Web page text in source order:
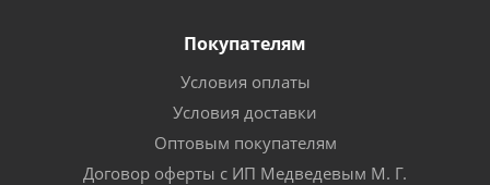
Покупателям
Условия оплаты
Условия доставки
Оптовым покупателям
Договор оферты с ИП Медведевым М. Г.